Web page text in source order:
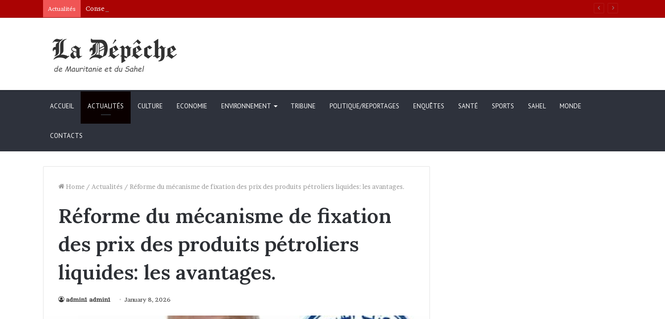
Actualités Conseil des ministres : présentation d’une communication sur l’évolution des indicateurs de pauvreté et des conditions de vie des ménages entre 2019 et 2025
ACCUEIL ACTUALITÉS CULTURE ECONOMIE ENVIRONNEMENT TRIBUNE POLITIQUE/REPORTAGES ENQUÊTES SANTÉ SPORTS SAHEL MONDE
CONTACTS
Home / Actualités / Réforme du mécanisme de fixation des prix des produits pétroliers liquides: les avantages.
Réforme du mécanisme de fixation
des prix des produits pétroliers
liquides: les avantages.
admin1 admin1 January 8, 2026